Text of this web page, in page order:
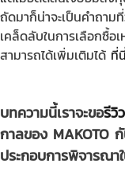
ถัดมาก็น่าจะเป็นคำถามที่
เคล็ดลับในการเลือกซื้
สามารถได้เพิ่มเติมได้ ที่นี่
บทความนี้เราจะขอรีวิ
กาลของ MAKOTO
ประกอบการพิจารณ